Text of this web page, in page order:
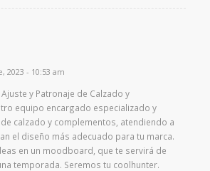
2023 - 10:53 am
y Patronaje de Calzado y
equipo encargado especializado y
calzado y complementos, atendiendo a
el diseño más adecuado para tu marca.
en un moodboard, que te servirá de
temporada. Seremos tu coolhunter.